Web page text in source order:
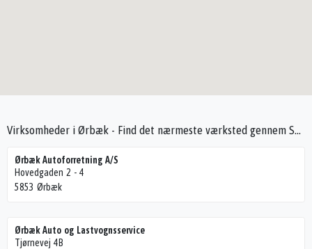
Virksomheder i Ørbæk - Find det nærmeste værksted gennem Seek4Cars
Ørbæk Autoforretning A/S
Hovedgaden 2 - 4
5853 Ørbæk
Ørbæk Auto og Lastvognsservice
Tjørnevej 4B